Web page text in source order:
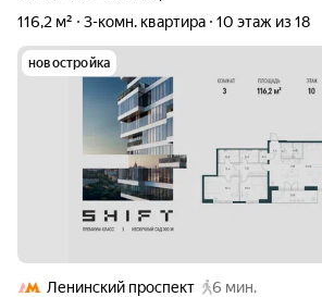
116,2 м²
3-комн. квартира 10 этаж из 18
новостройка
Ленинский проспект
6 мин.